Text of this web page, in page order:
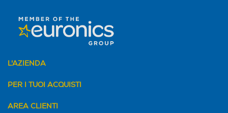
L'AZIENDA
PER I TUOI ACQUISTI
AREA CLIENTI